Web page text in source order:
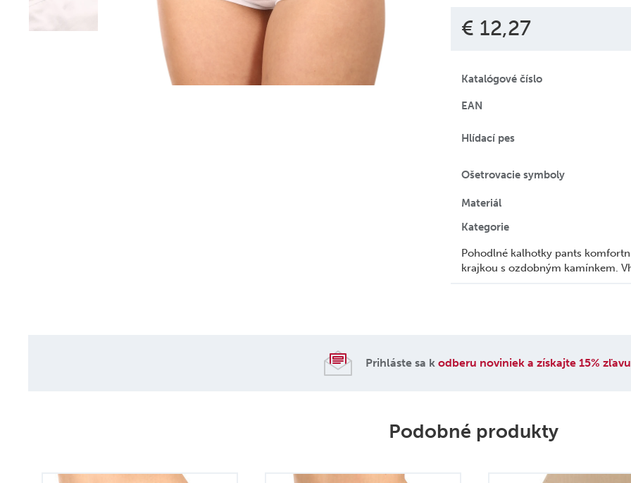
€ 12,27
Katalógové číslo
EAN
Hlídací pes
Ošetrovacie symboly
Materiál
Kategorie
Pohodlné kalhotky pants
krajkou s ozdobným kamínkem.
Prihláste sa k odberu noviniek a získajte 15% zľavu
Podobné produkty